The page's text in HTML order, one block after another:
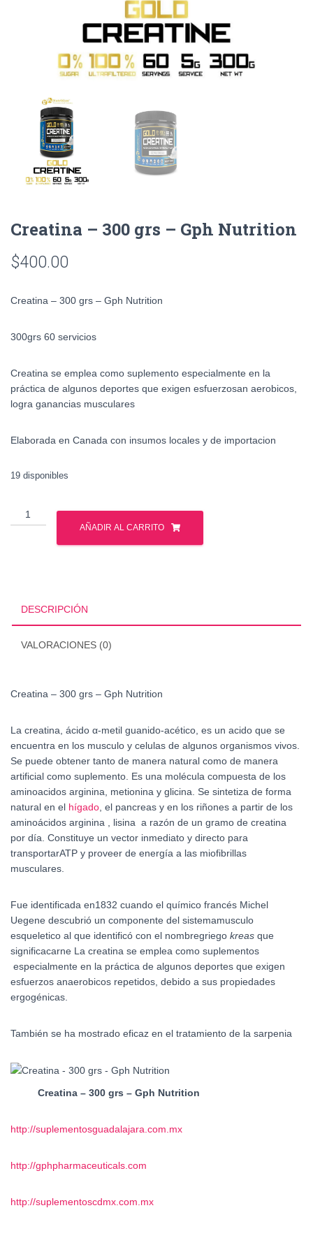
Creatina – 300 grs – Gph Nutrition
$400.00
Creatina – 300 grs – Gph Nutrition
300grs 60 servicios
Creatina se emplea como suplemento especialmente en la
práctica de algunos deportes que exigen esfuerzosan aerobicos,
logra ganancias musculares
Elaborada en Canada con insumos locales y de importacion
19 disponibles
Creatina
-
AÑADIR AL CARRITO
DESCRIPCIÓN
VALORACIONES (0)
Creatina – 300 grs – Gph Nutrition
La creatina, ácido α-metil guanido-acético, es un acido que se
encuentra en los musculo y celulas de algunos organismos vivos.
Se puede obtener tanto de manera natural como de manera
artificial como suplemento. Es una molécula compuesta de los
aminoacidos arginina, metionina y glicina. Se sintetiza de forma
natural en el hígado , el pancreas y en los riñones a partir de los
aminoácidos arginina
, lisina a razón de un gramo de creatina
por día. Constituye un vector inmediato y directo para
transportarATP y proveer de energía a las miofibrillas
musculares.
Fue identificada en1832 cuando el químico francés Michel
Uegene descubrió un componente del sistemamusculo
esqueletico al que identificó con el nombregriego kreas que
significacarne La creatina se emplea como suplementos
especialmente en la práctica de algunos deportes que exigen
esfuerzos anaerobicos repetidos, debido a sus propiedades
ergogénicas.
También se ha mostrado eficaz en el tratamiento de la sarpenia
Creatina – 300 grs – Gph Nutrition
http://suplementosguadalajara.com.mx
http://gphpharmaceuticals.com
http://suplementoscdmx.com.mx